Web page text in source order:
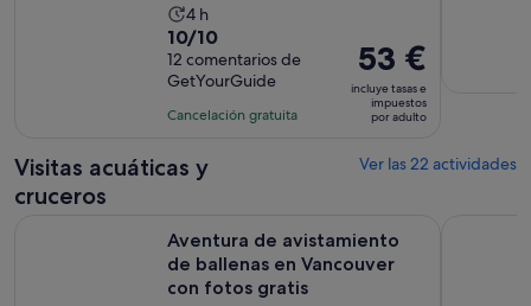
La
duración
de
la
actividad
de
4 horas
4 h
10.0
sobre
10
con
comentarios
10/10
12 comentarios de
GetYourGuide
Cancelación gratuita
El
precio
es
de
por
53 €
incluye tasas e
impuestos
por adulto
Visitas acuáticas y
cruceros
Ver las 22 actividades
Aventura de avistamiento
de ballenas en Vancouver
con fotos gratis